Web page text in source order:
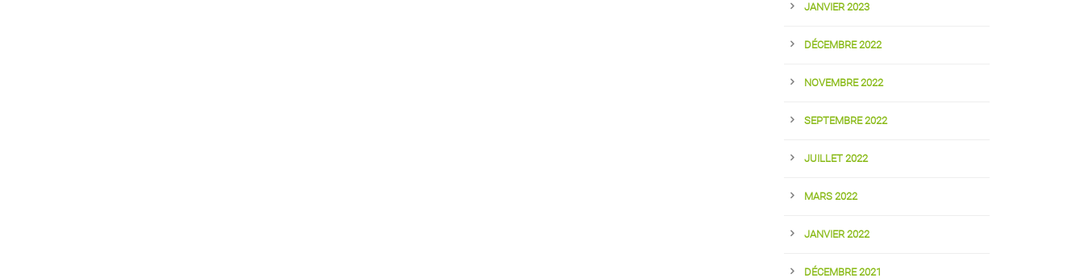
JANVIER 2023
DÉCEMBRE 2022
NOVEMBRE 2022
SEPTEMBRE 2022
JUILLET 2022
MARS 2022
JANVIER 2022
DÉCEMBRE 2021